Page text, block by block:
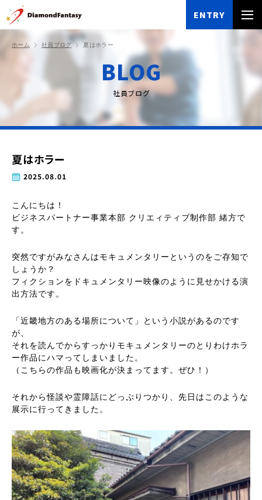
ENTRY
ホーム 社員ブログ 夏はホラー
BLOG
社員ブログ
夏はホラー
2025.08.01
こんにちは！
ビジネスパートナー事業本部 クリエィティブ制作部 緒方で
す。
突然ですがみなさんはモキュメンタリーというのをご存知で
しょうか？
フィクションをドキュメンタリー映像のように見せかける演
出方法です。
「近畿地方のある場所について」という小説があるのです
が、
それを読んでからすっかりモキュメンタリーのとりわけホラ
ー作品にハマってしまいました。
（こちらの作品も映画化が決まってます。ぜひ！）
それから怪談や霊障話にどっぷりつかり、先日はこのような
展示に行ってきました。